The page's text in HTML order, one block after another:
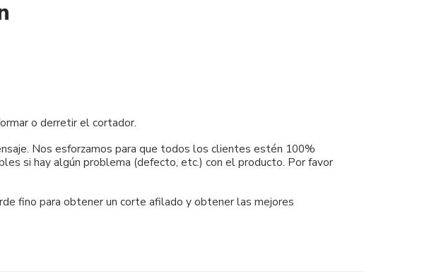
o derretir el cortador.
Nos esforzamos para que todos los clientes estén 100%
si hay algún problema (defecto, etc.) con el producto. Por favor
fino para obtener un corte afilado y obtener las mejores